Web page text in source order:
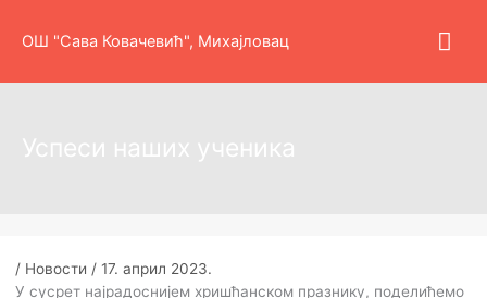
ОШ "Сава Ковачевић", Михајловац
Успеси наших ученика
/ Новости / 17. април 2023.
У сусрет најрадоснијем хришћанском празнику, поделићемо